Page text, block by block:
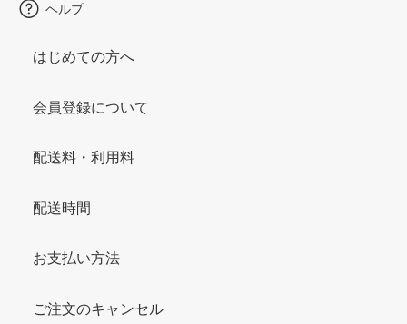
ヘルプ
はじめての方へ
会員登録について
配送料・利用料
配送時間
お支払い方法
ご注文のキャンセル